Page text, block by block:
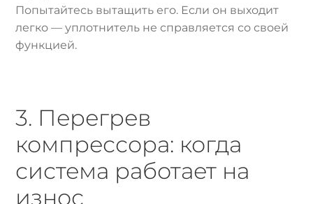
Попытайтесь вытащить его. Если он выходит
легко — уплотнитель не справляется со своей
функцией.
3. Перегрев
компрессора: когда
система работает на
износ